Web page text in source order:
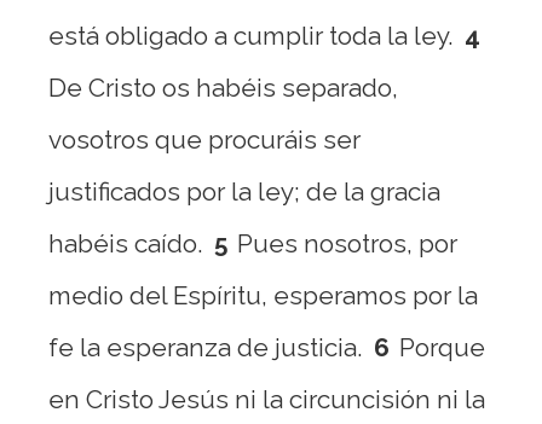
está obligado a cumplir toda la ley. 4
De Cristo os habéis separado,
vosotros que procuráis ser
justificados por la ley; de la gracia
habéis caído. 5 Pues nosotros, por
medio del Espíritu, esperamos por la
fe la esperanza de justicia. 6 Porque
en Cristo Jesús ni la circuncisión ni la